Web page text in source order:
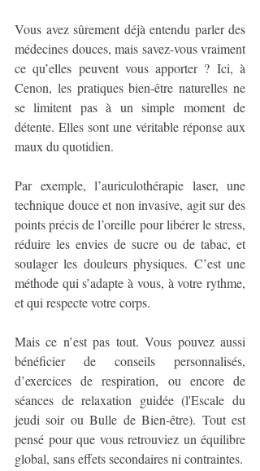
Vous avez sûrement déjà entendu parler des
médecines douces, mais savez-vous vraiment
ce qu’elles peuvent vous apporter ? Ici, à
Cenon, les pratiques bien-être naturelles ne
se limitent pas à un simple moment de
détente. Elles sont une véritable réponse aux
maux du quotidien.
Par exemple, l’auriculothérapie laser, une
technique douce et non invasive, agit sur des
points précis de l’oreille pour libérer le stress,
réduire les envies de sucre ou de tabac, et
soulager les douleurs physiques. C’est une
méthode qui s’adapte à vous, à votre rythme,
et qui respecte votre corps.
Mais ce n’est pas tout. Vous pouvez aussi
bénéficier de conseils personnalisés,
d’exercices de respiration, ou encore de
séances de relaxation guidée (l'Escale du
jeudi soir ou Bulle de Bien-être). Tout est
pensé pour que vous retrouviez un équilibre
global, sans effets secondaires ni contraintes.